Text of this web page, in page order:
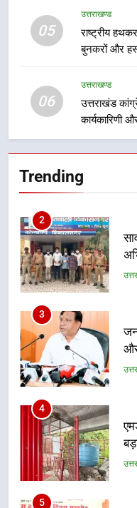
05
उत्तराखण्ड
राष्ट्रीय
बुनकरों और
06
उत्तराखण्ड
उत्तराखंड
कार्यकारिणी
Trending
1
2
3
4
5